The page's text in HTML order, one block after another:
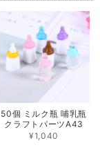
50個 ミルク瓶 哺乳瓶
クラフトパーツA43
¥1,040